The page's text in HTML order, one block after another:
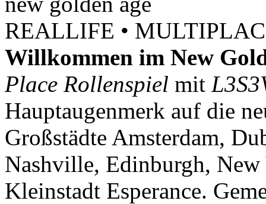
REALLIFE •
Willkommen im New
Place Rollenspiel mit
Hauptaugenmerk auf die
Großstädte Amsterdam,
Nashville, Edinburgh,
Kleinstadt Esperance.